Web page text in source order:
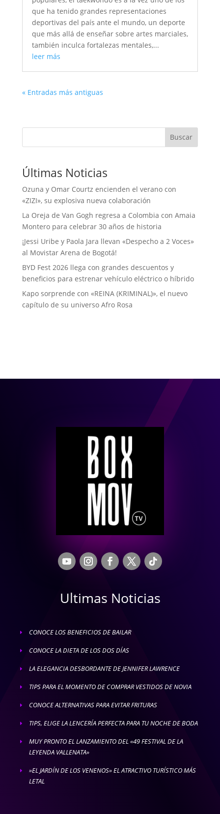
que ha tenido grandes representaciones
deportivas del país ante el mundo, un deporte
que más allá de enseñar sobre artes marciales,
también inculca fortalezas mentales,...
leer más
« Entradas más antiguas
Buscar
Últimas Noticias
Ozuna y Omar Courtz encienden el verano con
«ZIZI», su explosiva nueva colaboración
La Oreja de Van Gogh regresa a Colombia con Amaia
Montero para celebrar 30 años de historia
¡Jessi Uribe y Paola Jara llevan «Despecho a 2 Voces»
al Movistar Arena de Bogotá!
BYD Fest 2026 llega con grandes descuentos y
beneficios para estrenar vehículo eléctrico o híbrido
Kapo sorprende con «REINA (KRIMINAL)», el nuevo
capítulo de su universo Afro Rosa
Ultimas Noticias
E CONOCE LOS BENEFICIOS DE BAILAR
E CONOCE LA DIETA DE LOS DOS DÍAS
E LA ELEGANCIA DESBORDANTE DE JENNIFER LAWRENCE
E TIPS PARA EL MOMENTO DE COMPRAR VESTIDOS DE NOVIA
E CONOCE ALTERNATIVAS PARA EVITAR FRITURAS
E TIPS, ELIGE LA LENCERÍA PERFECTA PARA TU NOCHE DE BODA
E
MUY PRONTO EL LANZAMIENTO DEL «49 FESTIVAL DE LA
LEYENDA VALLENATA»
E
»EL JARDÍN DE LOS VENENOS» EL ATRACTIVO TURÍSTICO MÁS
LETAL